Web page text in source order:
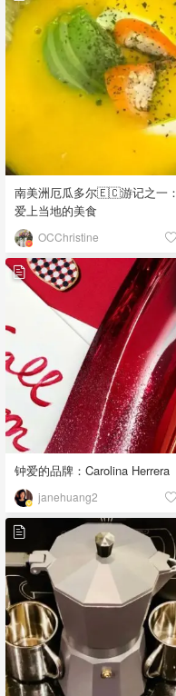
南美洲厄瓜多尔🇪🇨游记之一：
爱上当地的美食
OCChristine
钟爱的品牌：Carolina Herrera
janehuang2